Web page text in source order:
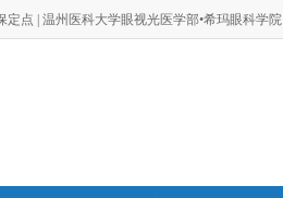
定点 | 温州医科大学眼视光医学部•希玛眼科学院